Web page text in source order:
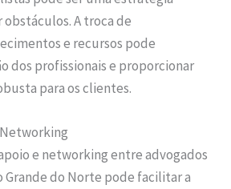
A troca de
e recursos pode
dos profissionais e proporcionar
para os clientes.
e networking entre advogados
Grande do Norte pode facilitar a